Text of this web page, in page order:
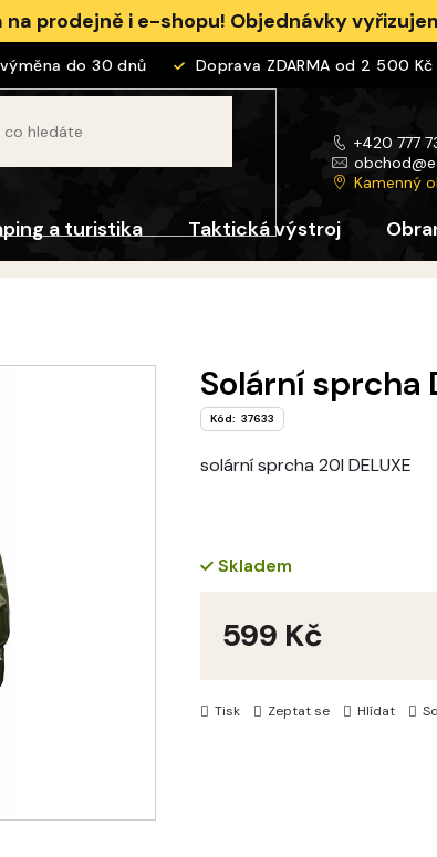
na prodejně i e-shopu! Objednávky
do 30 dnů Doprava ZDARMA od 2 500 Kč
+420 777
obchod@
Kamenný
a turistika Taktická výstroj
solární sprcha 20l DELUXE
Tisk Zeptat se Hlídat
Solární sprcha
Kód: 37633
Skladem
599 Kč